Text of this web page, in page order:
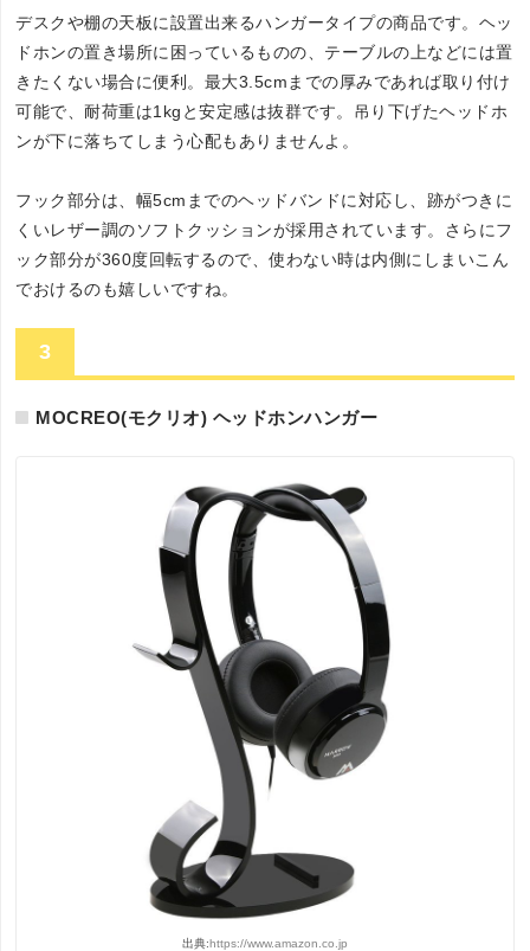
デスクや棚の天板に設置出来るハンガータイプの商品です。ヘッ
ドホンの置き場所に困っているものの、テーブルの上などには置
きたくない場合に便利。最大3.5cmまでの厚みであれば取り付け
可能で、耐荷重は1kgと安定感は抜群です。吊り下げたヘッドホ
ンが下に落ちてしまう心配もありませんよ。
フック部分は、幅5cmまでのヘッドバンドに対応し、跡がつきに
くいレザー調のソフトクッションが採用されています。さらにフ
ック部分が360度回転するので、使わない時は内側にしまいこん
でおけるのも嬉しいですね。
3
MOCREO(モクリオ) ヘッドホンハンガー
出典:https://www.amazon.co.jp